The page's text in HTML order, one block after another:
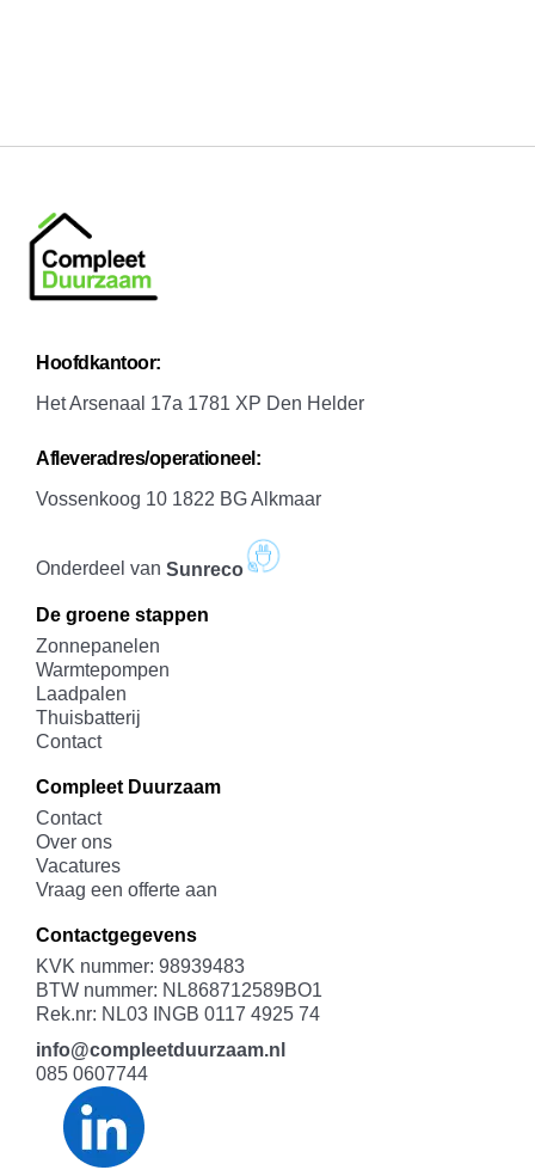
Hoofdkantoor:
Het Arsenaal 17a 1781 XP Den Helder
Afleveradres/operationeel:
Vossenkoog 10 1822 BG Alkmaar
Onderdeel van Sunreco
De groene stappen
Zonnepanelen
Warmtepompen
Laadpalen
Thuisbatterij
Contact
Compleet Duurzaam
Contact
Over ons
Vacatures
Vraag een offerte aan
Contactgegevens
KVK nummer: 98939483
BTW nummer: NL868712589BO1
Rek.nr: NL03 INGB 0117 4925 74
info@compleetduurzaam.nl
085 0607744